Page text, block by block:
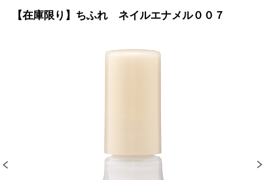
【在庫限り】ちふれ ネイルエナメル００７